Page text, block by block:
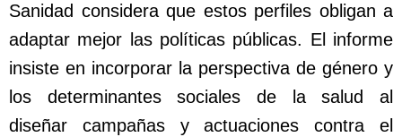
Sanidad considera que estos perfiles obligan a
adaptar mejor las políticas públicas. El informe
insiste en incorporar la perspectiva de género y
los determinantes sociales de la salud al
diseñar campañas y actuaciones contra el